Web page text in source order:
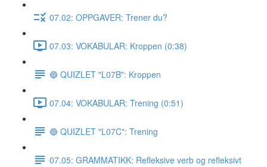
07.02: OPPGAVER: Trener du?
07.03: VOKABULAR: Kroppen (0:38)
🔵 QUIZLET "L07B": Kroppen
07.04: VOKABULAR: Trening (0:51)
🔵 QUIZLET "L07C": Trening
07.05: GRAMMATIKK: Refleksive verb og refleksivt